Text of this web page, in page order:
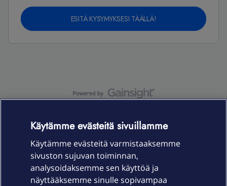
ESITÄ KYSYMYKSESI TÄÄLLÄ!
Laitteet & liittymät
Käytämme evästeitä sivuillamme
Käytämme evästeitä varmistaaksemme
sivuston sujuvan toiminnan,
analysoidaksemme sen käyttöä ja
näyttääksemme sinulle sopivampaa